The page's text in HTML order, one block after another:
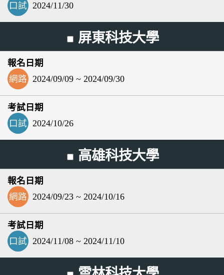
口試 2024/11/30
屏東科技大學
網路 2024/09/09 ~ 2024/09/30
口試 2024/10/26
高雄科技大學
網路 2024/09/23 ~ 2024/10/16
口試 2024/11/08 ~ 2024/11/10